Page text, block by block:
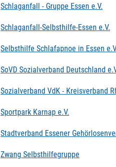
Schlaganfall - Gruppe Essen e.V.
Schlaganfall-Selbsthilfe-Essen e.V.
Selbsthilfe Schlafapnoe in Essen
SoVD Sozialverband Deutschland
Sozialverband VdK - Kreisverband
Sportpark Karnap e.V.
Stadtverband Essener
Zwang Selbsthilfegruppe